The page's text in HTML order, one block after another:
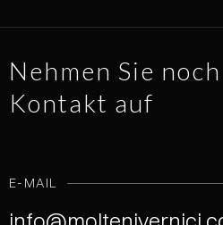
Nehmen Sie
Kontakt auf
E-MAIL